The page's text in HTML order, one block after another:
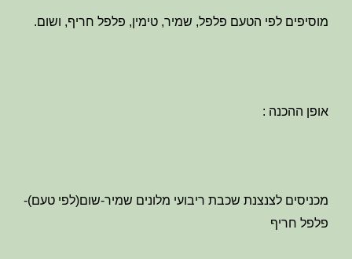
מוסיפים לפי הטעם פלפל, שמיר, טימין, פלפל חריף, ושום.
אופן ההכנה :
מכניסים לצנצנת שכבת ריבועי מלונים שמיר-שום(לפי טעם)-
פלפל חריף